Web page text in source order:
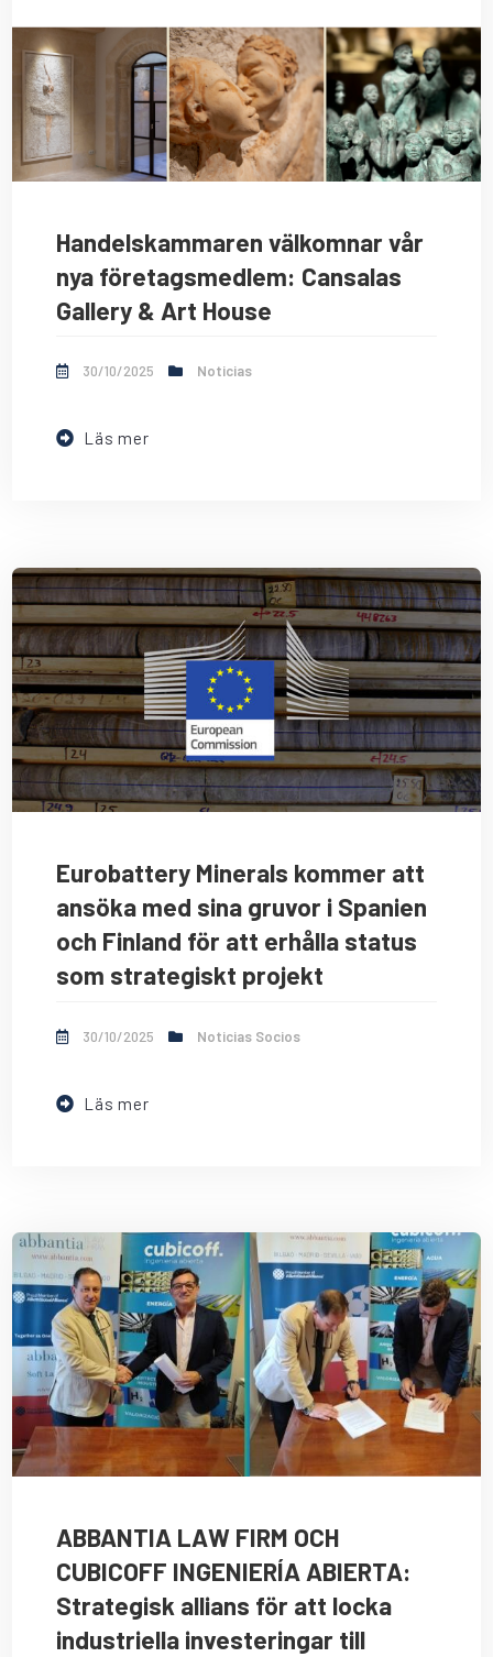
Handelskammaren välkomnar vår
nya företagsmedlem: Cansalas
Gallery & Art House
30/10/2025 Noticias
Läs mer
Eurobattery Minerals kommer att
ansöka med sina gruvor i Spanien
och Finland för att erhålla status
som strategiskt projekt
30/10/2025 Noticias Socios
Läs mer
ABBANTIA LAW FIRM OCH
CUBICOFF INGENIERÍA ABIERTA:
Strategisk allians för att locka
industriella investeringar till